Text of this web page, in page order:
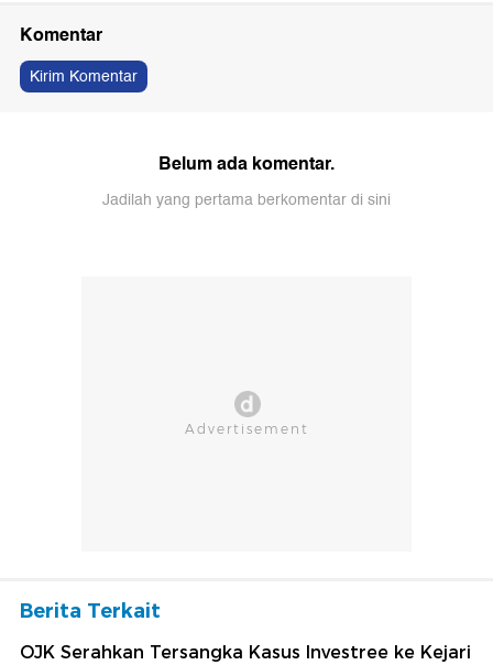
Komentar
Kirim Komentar
Belum ada komentar.
Jadilah yang pertama berkomentar di sini
Berita Terkait
OJK Serahkan Tersangka Kasus Investree ke Kejari